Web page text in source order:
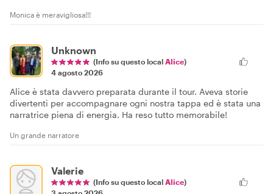
Monica è meravigliosa!!!
Unknown
(Info su questo local Alice)
4 agosto 2026
Alice è stata davvero preparata durante il tour. Aveva storie
divertenti per accompagnare ogni nostra tappa ed è stata una
narratrice piena di energia. Ha reso tutto memorabile!
Un grande narratore
Valerie
(Info su questo local Alice)